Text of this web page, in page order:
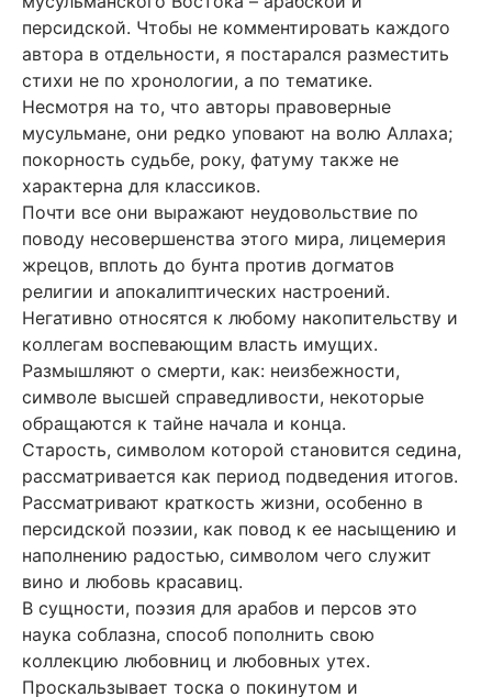
персидской. Чтобы не комментировать каждого
автора в отдельности, я постарался разместить
стихи не по хронологии, а по тематике.
Несмотря на то, что авторы правоверные
мусульмане, они редко уповают на волю Аллаха;
покорность судьбе, року, фатуму также не
характерна для классиков.
Почти все они выражают неудовольствие по
поводу несовершенства этого мира, лицемерия
жрецов, вплоть до бунта против догматов
религии и апокалиптических настроений.
Негативно относятся к любому накопительству и
коллегам воспевающим власть имущих.
Размышляют о смерти, как: неизбежности,
символе высшей справедливости, некоторые
обращаются к тайне начала и конца.
Старость, символом которой становится седина,
рассматривается как период подведения итогов.
Рассматривают краткость жизни, особенно в
персидской поэзии, как повод к ее насыщению и
наполнению радостью, символом чего служит
вино и любовь красавиц.
В сущности, поэзия для арабов и персов это
наука соблазна, способ пополнить свою
коллекцию любовниц и любовных утех.
Проскальзывает тоска о покинутом и